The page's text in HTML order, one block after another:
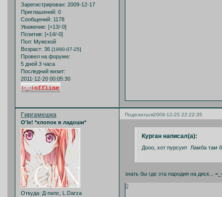
Зарегистрирован: 2009-12-17
Приглашений: 0
Сообщений: 1178
Уважение: [+13/-0]
Позитив: [+14/-0]
Пол: Мужской
Возраст: 36 [1990-07-25]
Провел на форуме:
5 дней 3 часа
Последний визит:
2011-12-20 00:05:30
Поделиться2009-12-25 22:22:35
Гиргамешка
O'le! *хлопок в ладоши*
Откуда: Д-пилс, L.Darza
Курган написал(а):
Дооо, хот пурсуит Ламба там
знать бы где эта пародия на диск...
0